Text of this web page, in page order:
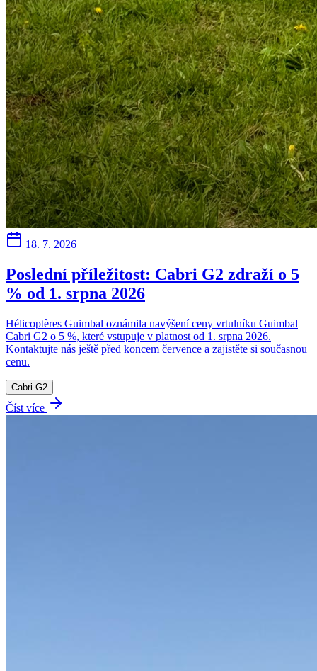
18. 7. 2026
Poslední příležitost: Cabri G2 zdraží o 5
% od 1. srpna 2026
Hélicoptères Guimbal oznámila navýšení ceny vrtulníku Guimbal
Cabri G2 o 5 %, které vstupuje v platnost od 1. srpna 2026.
Kontaktujte nás ještě před koncem července a zajistěte si současnou
cenu.
Cabri G2
Číst více